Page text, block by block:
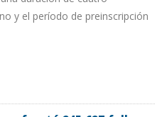
y el período de preinscripción